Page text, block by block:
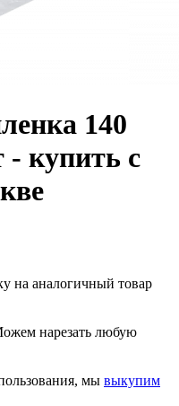
140
купить с
на аналогичный товар
нарезать любую
мы выкупим